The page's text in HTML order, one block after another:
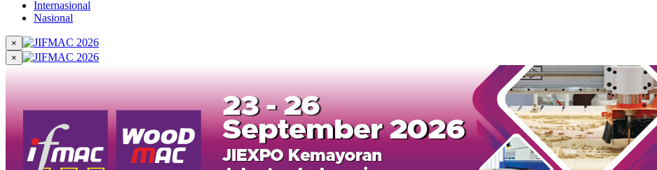
Internasional
Nasional
×
×